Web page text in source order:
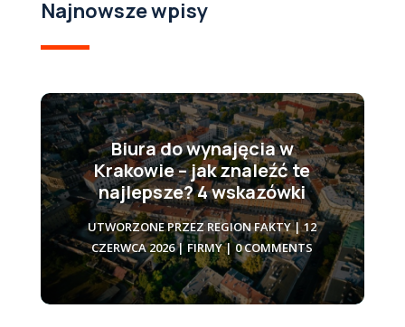
Najnowsze wpisy
Biura do wynajęcia w
Krakowie – jak znaleźć te
najlepsze? 4 wskazówki
UTWORZONE PRZEZREGION FAKTY|12
CZERWCA 2026| FIRMY| 0 COMMENTS